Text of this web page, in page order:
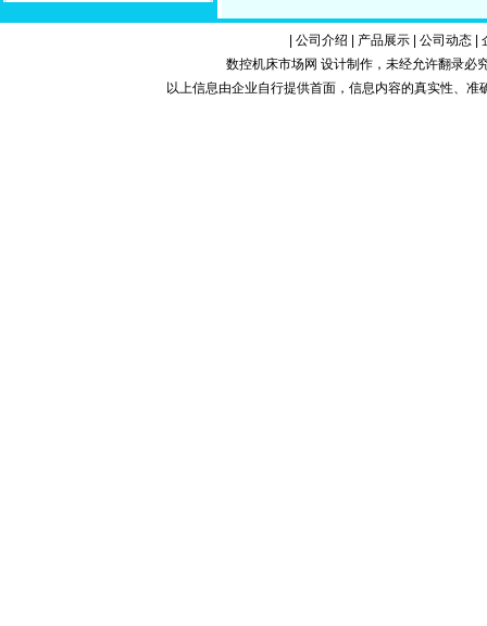
公司介绍 产品展示| 公司动态|
数控机床市场网 设计制作，未经允许翻录必
以上信息由企业自行提供首面，信息内容的真实性、